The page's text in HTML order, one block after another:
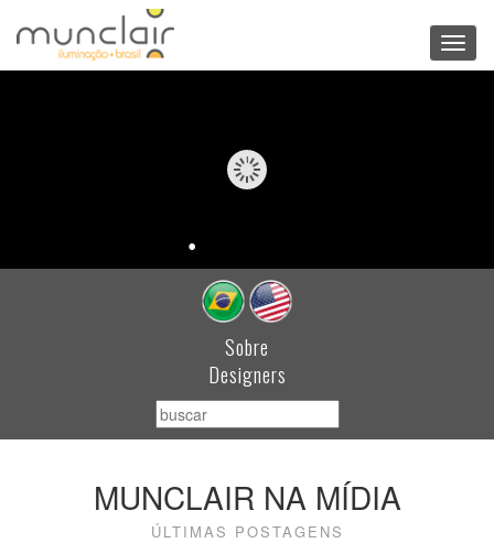
Sobre
Designers
MUNCLAIR NA MÍDIA
ÚLTIMAS POSTAGENS